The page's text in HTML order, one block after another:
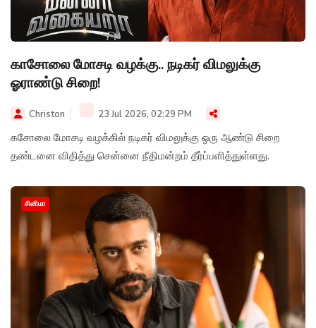
காசோலை மோசடி வழக்கு.. நடிகர் விமலுக்கு
ஓராண்டு சிறை!
Christon 23 Jul 2026, 02:29 PM
கசோலை மோசடி வழக்கில் நடிகர் விமலுக்கு ஒரு ஆண்டு சிறை
தண்டனை விதித்து சென்னை நீதிமன்றம் தீர்ப்பளித்துள்ளது.
சினிமா